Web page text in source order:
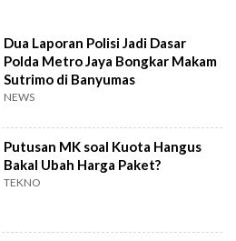
Dua Laporan Polisi Jadi Dasar
Polda Metro Jaya Bongkar Makam
Sutrimo di Banyumas
NEWS
Putusan MK soal Kuota Hangus
Bakal Ubah Harga Paket?
TEKNO